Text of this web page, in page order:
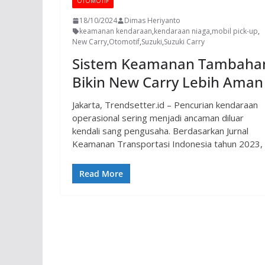
18/10/2024
Dimas Heriyanto
keamanan kendaraan,kendaraan niaga,mobil pick-up,
New Carry,Otomotif,Suzuki,Suzuki Carry
Sistem Keamanan
Bikin New Carry Lebih Aman
Jakarta, Trendsetter.id – Pencurian kendaraan
operasional sering menjadi ancaman diluar
kendali sang pengusaha. Berdasarkan Jurnal
Keamanan Transportasi Indonesia tahun 2023,
Read More